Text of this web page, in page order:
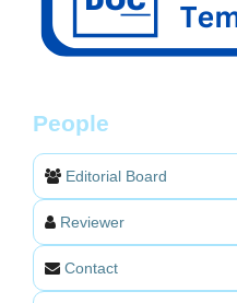
People
Editorial Board
Reviewer
Contact